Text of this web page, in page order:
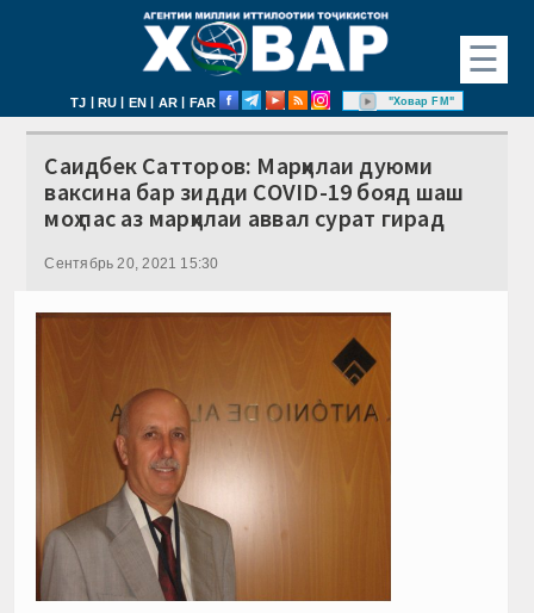
☰
TJ | RU | EN | AR | FAR "Ховар FM"
Саидбек Сатторов: Марҳилаи дуюми
ваксина бар зидди COVID-19 бояд шаш
моҳ пас аз марҳилаи аввал сурат гирад
Сентябрь 20, 2021 15:30